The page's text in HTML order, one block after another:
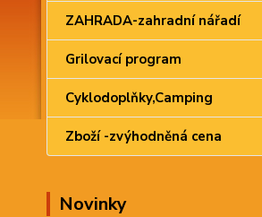
ZAHRADA-zahradní nářadí
Grilovací program
Cyklodoplňky,Camping
Zboží -zvýhodněná cena
Novinky